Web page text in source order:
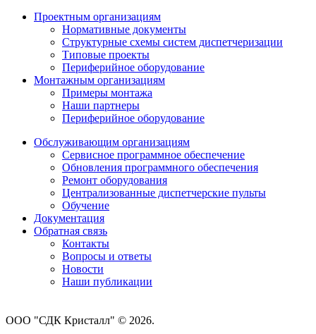
Проектным организациям
Нормативные документы
Структурные схемы систем диспетчеризации
Типовые проекты
Периферийное оборудование
Монтажным организациям
Примеры монтажа
Наши партнеры
Периферийное оборудование
Обслуживающим организациям
Сервисное программное обеспечение
Обновления программного обеспечения
Ремонт оборудования
Централизованные диспетчерские пульты
Обучение
Документация
Обратная связь
Контакты
Вопросы и ответы
Новости
Наши публикации
ООО "СДК Кристалл" © 2026.